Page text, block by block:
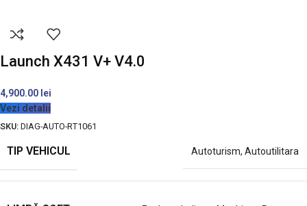
Launch X431 V+ V4.0
4,900.00 lei
Vezi detalii
SKU: DIAG-AUTO-RT1061
TIP VEHICUL Autoturism, Autoutilitara